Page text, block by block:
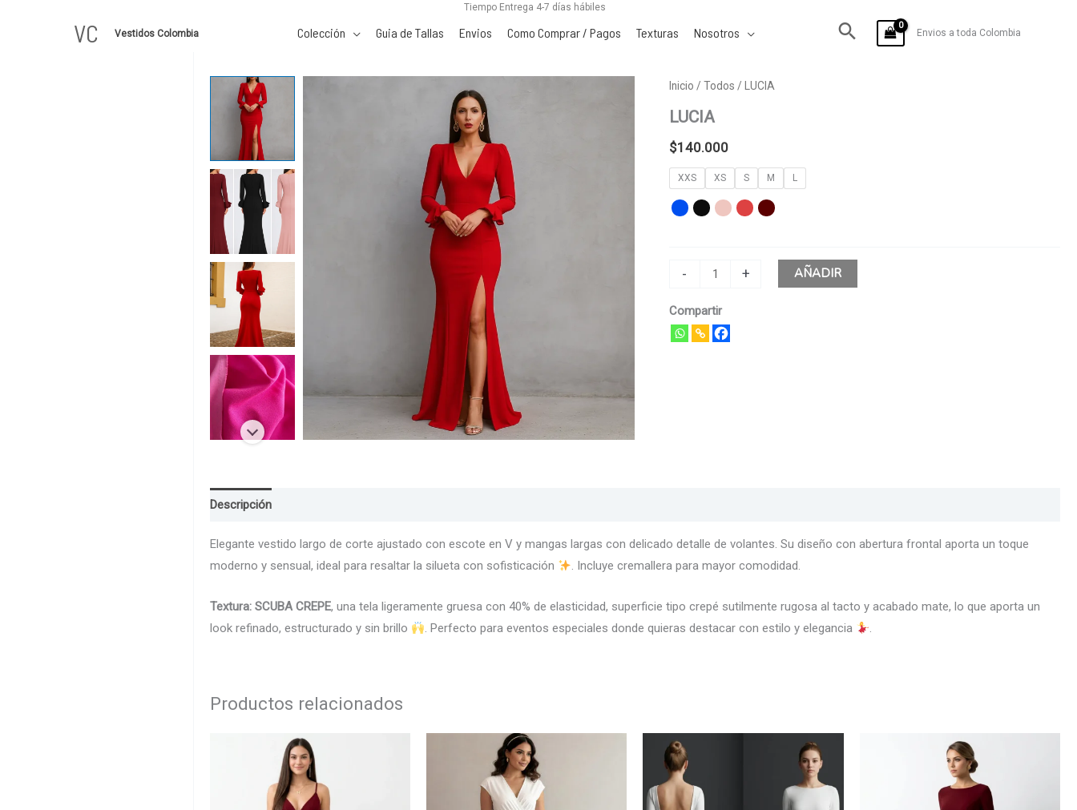
Tiempo Entrega 4-7 días hábiles
VC Vestidos Colombia Colección Guia de Tallas Envios Como Comprar / Pagos Texturas Nosotros Envios a toda Colombia
Inicio / Todos / LUCIA
LUCIA
$140.000
XXS XS S M L
-
LUCIA
cantidad
+ AÑADIR
Compartir
Descripción
Elegante vestido largo de corte ajustado con escote en V y mangas largas con delicado detalle de volantes. Su diseño con abertura frontal aporta un toque
moderno y sensual, ideal para resaltar la silueta con sofisticación
. Incluye cremallera para mayor comodidad.
Textura: SCUBA CREPE, una tela ligeramente gruesa con 40% de elasticidad, superficie tipo crepé sutilmente rugosa al tacto y acabado mate, lo que aporta un
look refinado, estructurado y sin brillo
. Perfecto para eventos especiales donde quieras destacar con estilo y elegancia .
Productos relacionados